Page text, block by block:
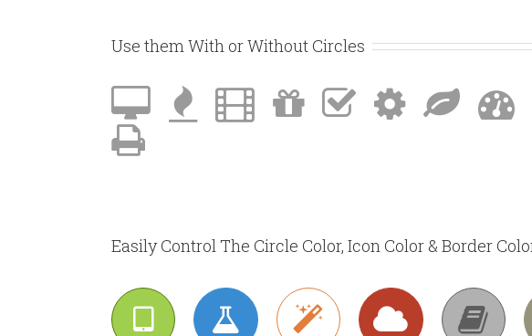
Use them With or Without Circles
Easily Control The Circle Color, Icon Color & Border